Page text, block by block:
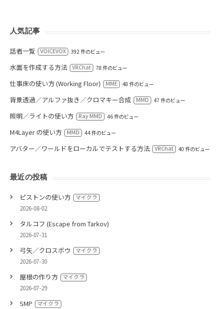
人気記事
話者一覧 VOICEVOX 392 件のビュー
水面を作成する方法 VRChat 78 件のビュー
仕事床の使い方 (Working Floor) MME 48 件のビュー
背景透過／アルファ抜き／クロマキー合成 MMD 47 件のビュー
照明／ライトの使い方 Ray MMD 46 件のビュー
M4Layer の使い方 MMD 44 件のビュー
アバター／ワールドをローカルでテストする方法 VRChat 40 件のビュー
最近の投稿
ピストンの使い方 マイクラ
2026-08-02
タルコフ (Escape from Tarkov)
2026-07-31
弓矢／クロスボウ マイクラ
2026-07-30
屋根の作り方 マイクラ
2026-07-29
SMP マイクラ